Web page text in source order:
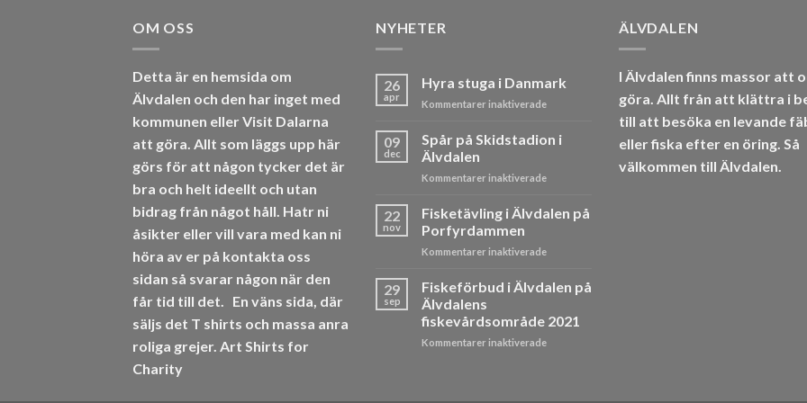
OM OSS
Detta är en hemsida om
Älvdalen och den har inget med
kommunen eller Visit Dalarna
att göra. Allt som läggs upp här
görs för att någon tycker det är
bra och helt ideellt och utan
bidrag från något håll. Hatr ni
åsikter eller vill vara med kan ni
höra av er på kontakta oss
sidan så svarar någon när den
får tid till det. En väns sida, där
säljs det T shirts och massa anra
roliga grejer. Art Shirts for
Charity
NYHETER
26
apr
Hyra stuga i Danmark
Kommentarer inaktiveradeför
stuga
09
dec
Spår på Skidstadion i
Älvdalen
Kommentarer inaktiveradeför
på
Skidstadion
Älvdalen
22
nov
Fisketävling i Älvdalen på
Porfyrdammen
Kommentarer inaktiveradeför
Älvdalen
Porfyrdammen
29
sep
Fiskeförbud i Älvdalen på
Älvdalens
fiskevårdsområde 2021
Kommentarer inaktiveradeför
ÄLVDALEN
I Älvdalen finns massor att
göra. Allt från att klättra i
till att besöka en levande
ellerfiska efter en öring. Så
välkommen till Älvdalen.